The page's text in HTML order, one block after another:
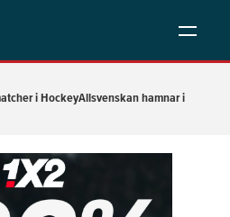
i HockeyAllsvenskan hamnar i